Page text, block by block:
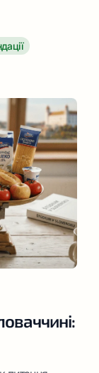
чия роль у
визнали
міст-